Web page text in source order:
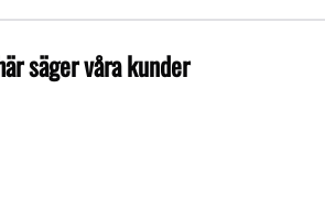
säger våra kunder